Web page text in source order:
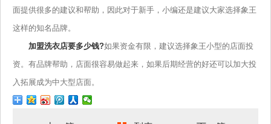
面提供很多的建议和帮助，因此对于新手，小编还是建议大家选择象王
这样的知名品牌。
加盟洗衣店要多少钱?如果资金有限，建议选择象王小型的店面投
资。有品牌帮助，店面很容易做起来，如果后期经营的好还可以加大投
入拓展成为中大型店面。